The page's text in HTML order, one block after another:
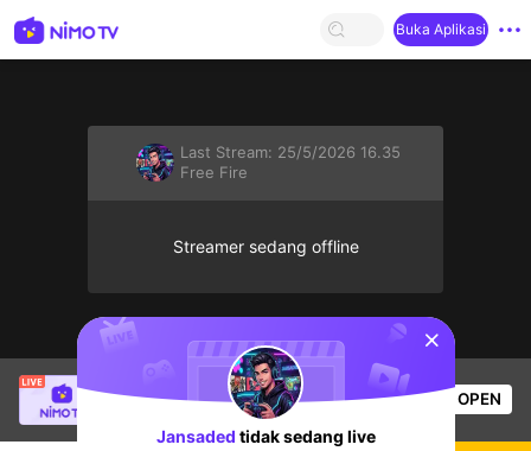
Buka Aplikasi
Last Stream: 25/5/2026 16.35
Free Fire
Streamer sedang offline
sedang siaran langsung!
League of Legends
16.8k Penonton OPEN
sentinelStart
Jansaded tidak sedang live